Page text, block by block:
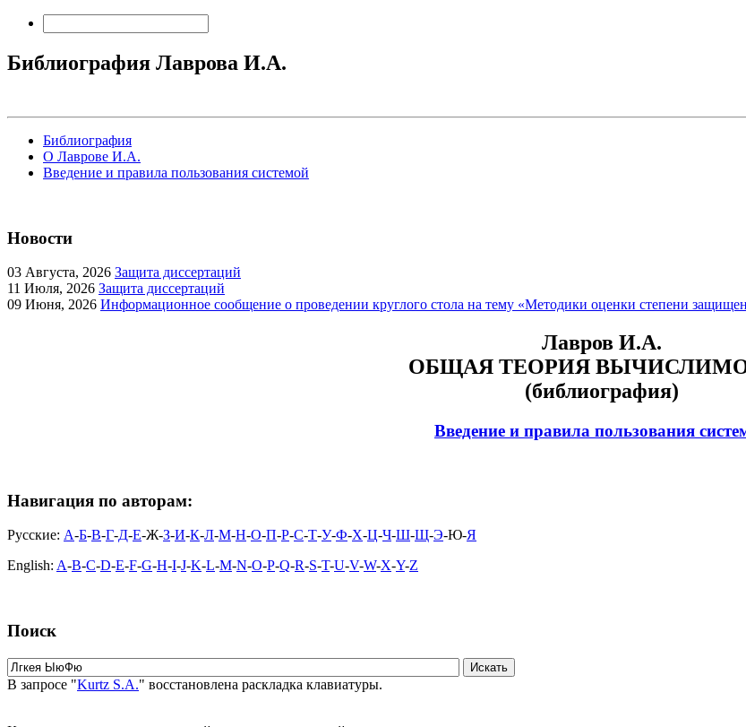
Библиография Лаврова И.А.
Библиография
О Лаврове И.А.
Введение и правила пользования системой
Новости
03 Августа, 2026 Защита диссертаций
11 Июля, 2026 Защита диссертаций
09 Июня, 2026 Информационное сообщение о проведении круглого стола на тему «Методики оценки степени
Лавров И.А.
ОБЩАЯ ТЕОРИЯ
(библиография)
Введение и правила пользования
Навигация по авторам:
Русские: А-Б-В-Г-Д-Е-Ж-З-И-К-Л-М-Н-О-П-Р-С-Т-У-Ф-Х-Ц-Ч-Ш-Щ-Э-Ю-Я
English: A-B-C-D-E-F-G-H-I-J-K-L-M-N-O-P-Q-R-S-T-U-V-W-X-Y-Z
Поиск
В запросе "Kurtz S.A." восстановлена раскладка клавиатуры.